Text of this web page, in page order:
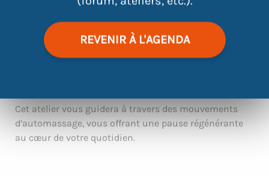
REVENIR À L'AGENDA
découverte du bien-être à travers des techniques
simples que vous pouvez appliquer vous-même.
Cet atelier vous guidera à travers des mouvements
d’automassage, vous offrant une pause régénérante
au cœur de votre quotidien.